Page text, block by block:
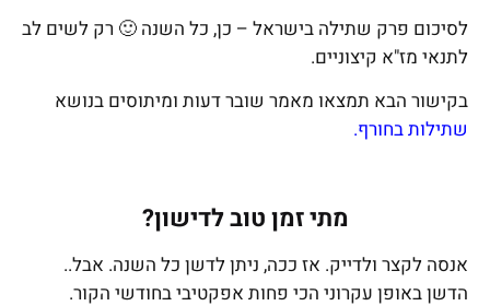
לסיכום פרק שתילה בישראל – כן, כל השנה 🙂 רק לשים לב
לתנאי מז"א קיצוניים.
בקישור הבא תמצאו מאמר שובר דעות ומיתוסים בנושא
שתילות בחורף.
מתי זמן טוב לדישון?
אנסה לקצר ולדייק. אז ככה, ניתן לדשן כל השנה. אבל..
הדשן באופן עקרוני הכי פחות אפקטיבי בחודשי הקור.